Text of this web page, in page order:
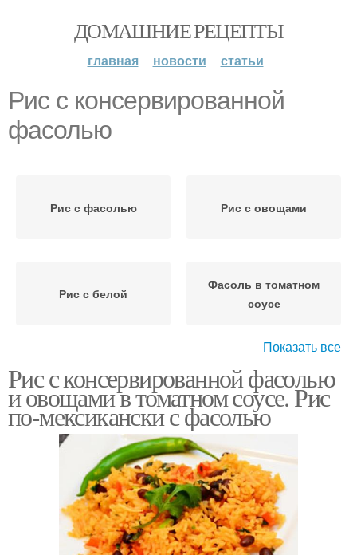
ДОМАШНИЕ РЕЦЕПТЫ
главная новости статьи
Рис с консервированной
фасолью
Рис с фасолью Рис с овощами
Рис с белой
Фасоль в томатном
соусе
Ризотто с фасолью Фасоль в мультиварке
Рис с молодой
Лобио из
консервированной
фасоли
Фасоли в томатном
Консервированная
Показать все
Рис с консервированной фасолью
и овощами в томатном соусе. Рис
по-мексикански с фасолью